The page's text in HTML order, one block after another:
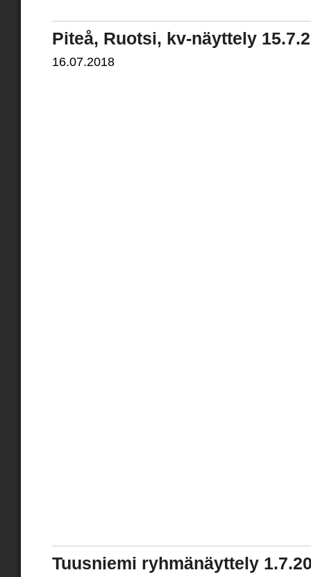
Piteå, Ruotsi, kv-näyttely
16.07.2018
Tuusniemi ryhmänäyttely